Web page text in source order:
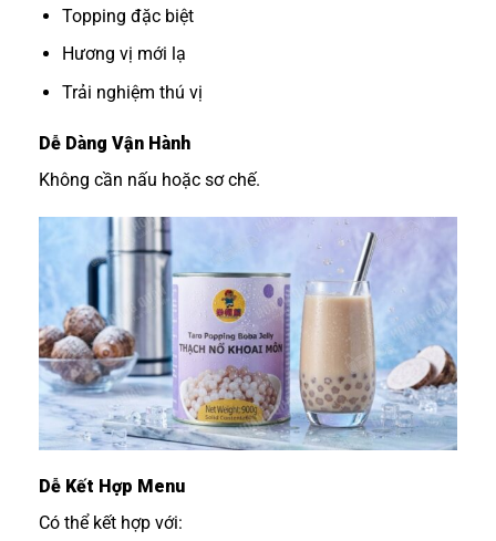
Topping đặc biệt
Hương vị mới lạ
Trải nghiệm thú vị
Dễ Dàng Vận Hành
Không cần nấu hoặc sơ chế.
Dễ Kết Hợp Menu
Có thể kết hợp với: